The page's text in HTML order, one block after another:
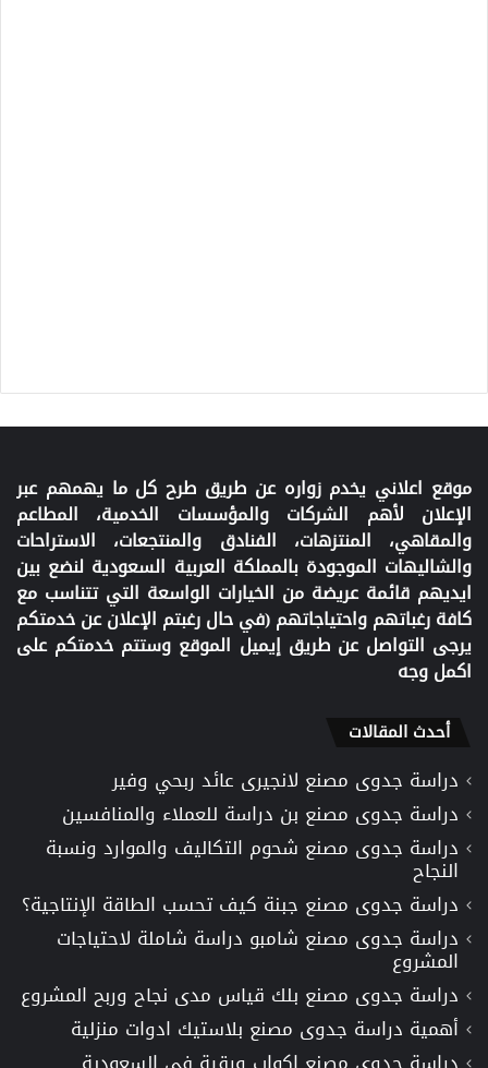
موقع اعلاني يخدم زواره عن طريق طرح كل ما يهمهم عبر
الإعلان لأهم الشركات والمؤسسات الخدمية، المطاعم
والمقاهي، المنتزهات، الفنادق والمنتجعات، الاستراحات
والشاليهات الموجودة بالمملكة العربية السعودية لنضع بين
ايديهم قائمة عريضة من الخيارات الواسعة التي تتناسب مع
كافة رغباتهم واحتياجاتهم (في حال رغبتم الإعلان عن خدمتكم
يرجى التواصل عن طريق إيميل الموقع وستتم خدمتكم على
اكمل وجه
أحدث المقالات
دراسة جدوى مصنع لانجيرى عائد ربحي وفير
دراسة جدوى مصنع بن دراسة للعملاء والمنافسين
دراسة جدوى مصنع شحوم التكاليف والموارد ونسبة
النجاح
دراسة جدوى مصنع جبنة كيف تحسب الطاقة الإنتاجية؟
دراسة جدوى مصنع شامبو دراسة شاملة لاحتياجات
المشروع
دراسة جدوى مصنع بلك قياس مدى نجاح وربح المشروع
أهمية دراسة جدوى مصنع بلاستيك ادوات منزلية